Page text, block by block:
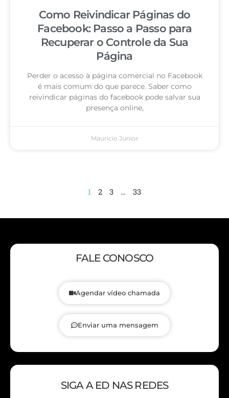
Como Reivindicar Páginas do
Facebook: Passo a Passo para
Recuperar o Controle da Sua
Página
Perder o acesso à página comercial no Facebook
é mais comum do que parece. Saber como
reivindicar páginas do facebook pode salvar sua
presença online,
Mauricio Junior
1 2 3 … 33
FALE CONOSCO
Agendar vídeo chamada
Enviar uma mensagem
SIGA A ED NAS REDES